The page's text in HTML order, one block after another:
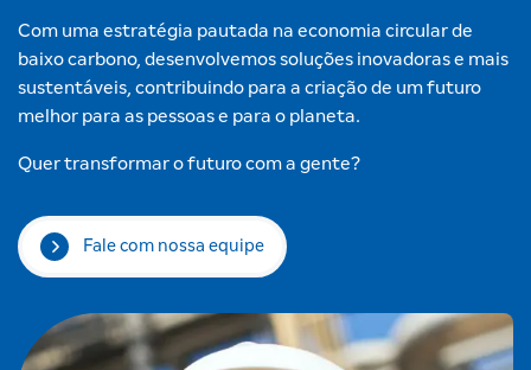
Com uma estratégia pautada na economia circular de
baixo carbono, desenvolvemos soluções inovadoras e mais
sustentáveis, contribuindo para a criação de um futuro
melhor para as pessoas e para o planeta.
Quer transformar o futuro com a gente?
Fale com nossa equipe